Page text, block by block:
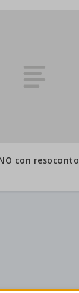
con resoconto